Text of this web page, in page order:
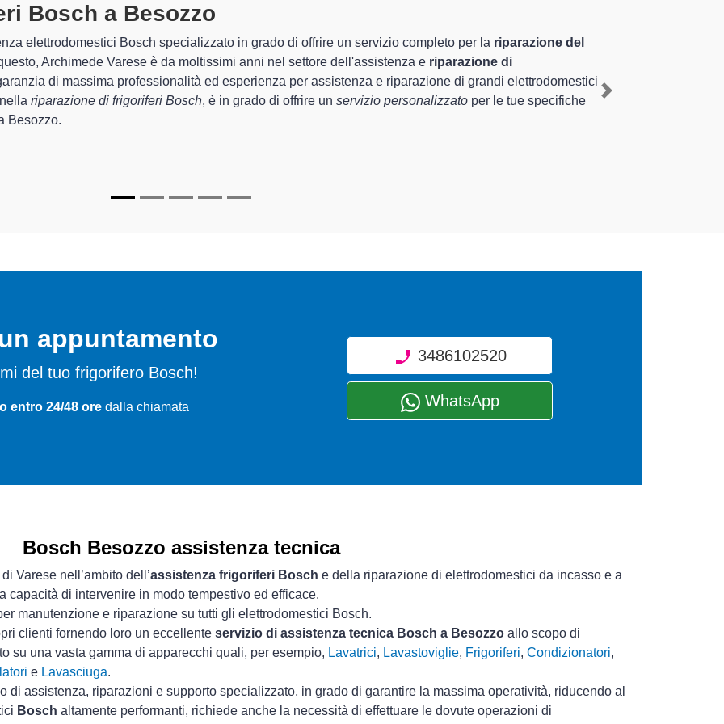
Bosch A Besozzospecializzati altamente preparati
Varese sono in grado di garantire al cliente esperienza pluriennale nel territorio di Besozzo e provincia per
e la riparazione del tuo frigorifero Bosch a Besozzo , mediante il ripristino rapido del corretto
di Archimede Varese sono in grado di fornire interventi di diverse tipologie sugli elettrodomestici da
funzionanti e durare a lungo nel tempo.
Next
appuntamento
del tuo frigorifero Bosch!
entro 24/48 ore dalla chiamata
3486102520
WhatsApp
Bosch Besozzo assistenza tecnica
Varese nell’ambito dell’assistenza frigoriferi Bosch e della riparazione di elettrodomestici da incasso e a
capacità di intervenire in modo tempestivo ed efficace.
manutenzione e riparazione su tutti gli elettrodomestici Bosch.
clienti fornendo loro un eccellente servizio di assistenza tecnica Bosch a Besozzo allo scopo di
su una vasta gamma di apparecchi quali, per esempio, Lavatrici, Lavastoviglie, Frigoriferi, Condizionatori,
e Lavasciuga.
di assistenza, riparazioni e supporto specializzato, in grado di garantire la massima operatività, riducendo al
Bosch altamente performanti, richiede anche la necessità di effettuare le dovute operazioni di